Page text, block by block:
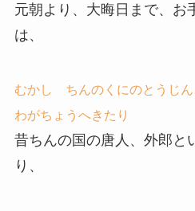
元朝より、大晦日まで、お
は、
むかし ちんのくにのとうじん
わがちょうへきたり
昔ちんの国の唐人、外郎と
り、